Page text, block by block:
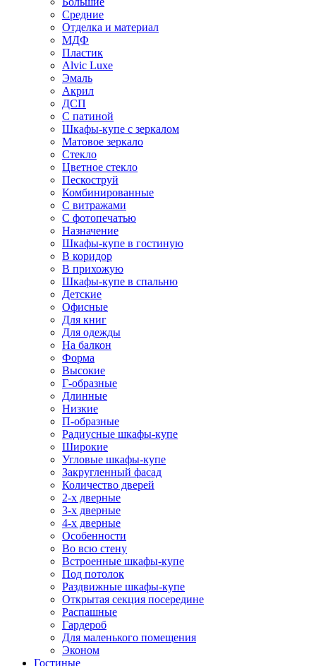
Средние
Отделка и материал
МДФ
Пластик
Alvic Luxe
Эмаль
Акрил
ДСП
С патиной
Шкафы-купе с зеркалом
Матовое зеркало
Стекло
Цветное стекло
Пескоструй
Комбинированные
С витражами
С фотопечатью
Назначение
Шкафы-купе в гостиную
В коридор
В прихожую
Шкафы-купе в спальню
Детские
Офисные
Для книг
Для одежды
На балкон
Форма
Высокие
Г-образные
Длинные
Низкие
П-образные
Радиусные шкафы-купе
Широкие
Угловые шкафы-купе
Закругленный фасад
Количество дверей
2-х дверные
3-х дверные
4-х дверные
Особенности
Во всю стену
Встроенные шкафы-купе
Под потолок
Раздвижные шкафы-купе
Открытая секция посередине
Распашные
Гардероб
Для маленького помещения
Эконом
Гостиные